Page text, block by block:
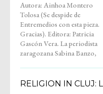
Autora: Ainhoa Montero
Tolosa (Se despide de
Entremedios con esta pieza.
Gracias). Editora: Patricia
Gascón Vera. La periodista
zaragozana Sabina Banzo,
tras años como reportera de
televisión y locutora de spots
para grandes marcas,
comenzó su andadura en
RELIGION IN CLUJ: